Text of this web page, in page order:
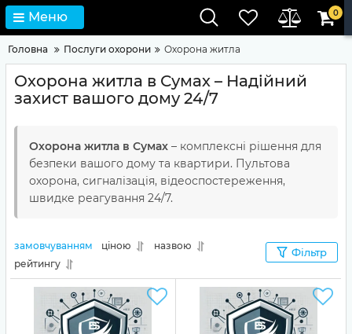
Меню 0
Головна Послуги охорони Охорона житла
Охорона житла в Сумах – Надійний
захист вашого дому 24/7
Охорона житла в Сумах – комплексні рішення для
безпеки вашого дому та квартири. Пультова
охорона, сигналізація, відеоспостереження,
швидке реагування 24/7.
замовчуванням ціною
назвою
рейтингу
Фільтр